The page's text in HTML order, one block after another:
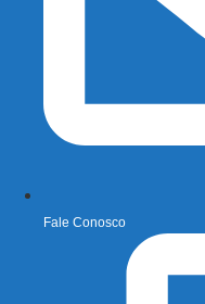
Fale Conosco